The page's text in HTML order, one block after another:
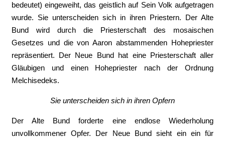
bedeutet) eingeweiht, das geistlich auf Sein Volk aufgetragen
wurde. Sie unterscheiden sich in ihren Priestern. Der Alte
Bund wird durch die Priesterschaft des mosaischen
Gesetzes und die von Aaron abstammenden Hohepriester
repräsentiert. Der Neue Bund hat eine Priesterschaft aller
Gläubigen und einen Hohepriester nach der Ordnung
Melchisedeks.
Sie unterscheiden sich in ihren Opfern
Der Alte Bund forderte eine endlose Wiederholung
unvollkommener Opfer. Der Neue Bund sieht ein ein für